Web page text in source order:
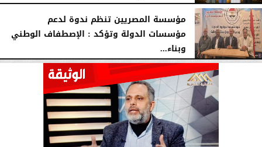
مؤسسة المصريين تنظم ندوة لدعم
مؤسسات الدولة وتؤكد : الإصطفاف الوطني
وبناء...
الأحد، 2 أغسطس 2026 10:20 صـ